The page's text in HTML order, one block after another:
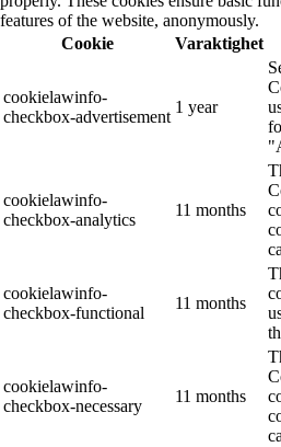
features of the website, anonymously.
Cookie
Varaktighet
cookielawinfo-
checkbox-advertisement
1 year
cookielawinfo-
checkbox-analytics
11 months
cookielawinfo-
checkbox-functional
11 months
cookielawinfo-
checkbox-necessary
11 months